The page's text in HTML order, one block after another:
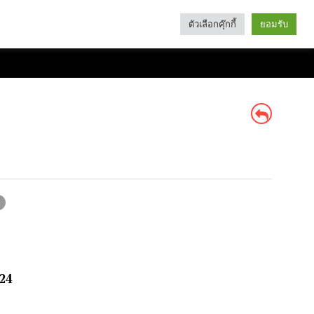
Categories
ตัวเลือกคุ๊กกี้ ยอมรับ